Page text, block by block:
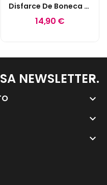
Disfarce De Boneca 12-24 Meses
14,90 €
NEWSLETTER.
keyboard_arrow_down
keyboard_arrow_down
keyboard_arrow_down
keyboard_arrow_down